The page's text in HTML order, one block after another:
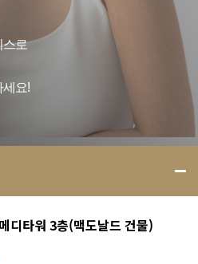
스로
세요!
디타워 3층(맥도날드 건물)